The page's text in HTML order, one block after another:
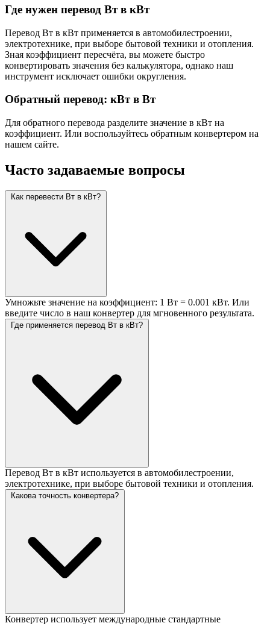
Где нужен перевод Вт в кВт
Перевод Вт в кВт применяется в автомобилестроении,
электротехнике, при выборе бытовой техники и отопления.
Зная коэффициент пересчёта, вы можете быстро
конвертировать значения без калькулятора, однако наш
инструмент исключает ошибки округления.
Обратный перевод: кВт в Вт
Для обратного перевода разделите значение в кВт на
коэффициент. Или воспользуйтесь обратным конвертером на
нашем сайте.
Часто задаваемые вопросы
Как перевести Вт в кВт?
Умножьте значение на коэффициент: 1 Вт = 0.001 кВт. Или
введите число в наш конвертер для мгновенного результата.
Где применяется перевод Вт в кВт?
Перевод Вт в кВт используется в автомобилестроении,
электротехнике, при выборе бытовой техники и отопления.
Какова точность конвертера?
Конвертер использует международные стандартные